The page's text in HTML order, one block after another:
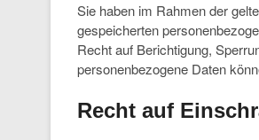
Sie haben im Rahmen der
gespeicherten
Recht auf Berichtigung,
personenbezogene Daten
Recht auf